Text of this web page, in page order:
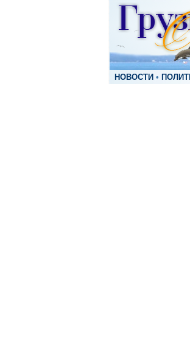
НОВОСТИ •